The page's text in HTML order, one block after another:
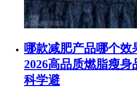
哪款减肥产品哪个效
2026高品质燃脂瘦身
科学避